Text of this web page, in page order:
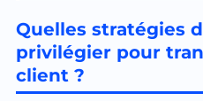
Quelles stratégies
privilégier pour
client ?